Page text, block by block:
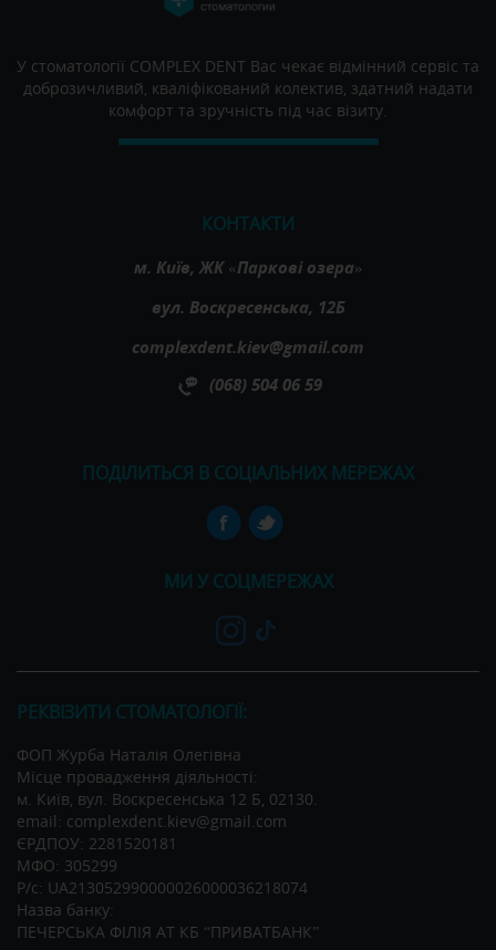
У стоматології COMPLEX DENT Вас чекає відмінний сервіс та
доброзичливий, кваліфікований колектив, здатний надати
комфорт та зручність під час візиту.
КОНТАКТИ
м. Київ, ЖК «Паркові озера»
вул. Воскресенська, 12Б
complexdent.kiev@gmail.com
(068) 504 06 59
ПОДІЛИТЬСЯ В СОЦІАЛЬНИХ МЕРЕЖАХ
МИ У СОЦМЕРЕЖАХ
РЕКВІЗИТИ СТОМАТОЛОГІЇ:
ФОП Журба Наталія Олегівна
Місце провадження діяльності:
м. Київ, вул. Воскресенська 12 Б, 02130.
email: complexdent.kiev@gmail.com
ЄРДПОУ: 2281520181
МФО: 305299
Р/c: UA213052990000026000036218074
Назва банку:
ПЕЧЕРСЬКА ФІЛІЯ АТ КБ “ПРИВАТБАНК”